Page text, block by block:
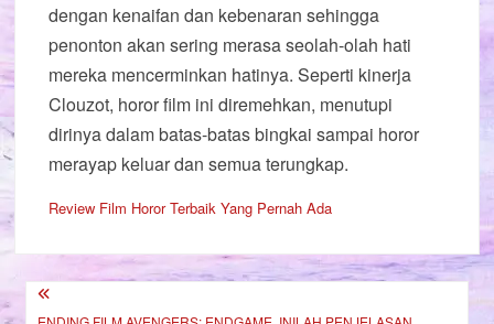
dengan kenaifan dan kebenaran sehingga
penonton akan sering merasa seolah-olah hati
mereka mencerminkan hatinya. Seperti kinerja
Clouzot, horor film ini diremehkan, menutupi
dirinya dalam batas-batas bingkai sampai horor
merayap keluar dan semua terungkap.
Review Film Horor Terbaik Yang Pernah Ada
Post